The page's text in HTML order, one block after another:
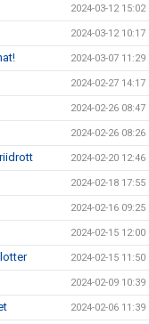
2024-03-12 15:02
2024-03-12 10:17
2024-03-07 11:29
2024-02-27 14:17
2024-02-26 08:47
2024-02-26 08:26
2024-02-20 12:46
2024-02-18 17:55
2024-02-16 09:25
2024-02-15 12:00
2024-02-15 11:50
2024-02-09 10:39
2024-02-06 11:39